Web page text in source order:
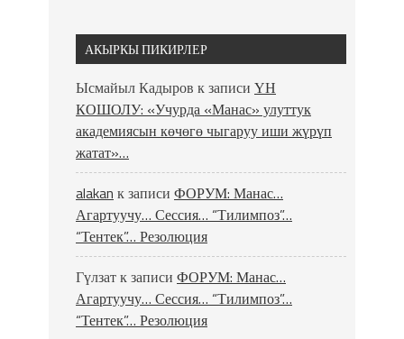
АКЫРКЫ ПИКИРЛЕР
Ысмайыл Кадыров к записи ҮН
КОШОЛУ: «Учурда «Манас» улуттук
академиясын көчөгө чыгаруу иши жүрүп
жатат»…
alakan к записи ФОРУМ: Манас…
Агартуучу… Сессия… “Тилимпоз”…
“Тентек”… Резолюция
Гүлзатк записи ФОРУМ: Манас…
Агартуучу… Сессия… “Тилимпоз”…
“Тентек”… Резолюция